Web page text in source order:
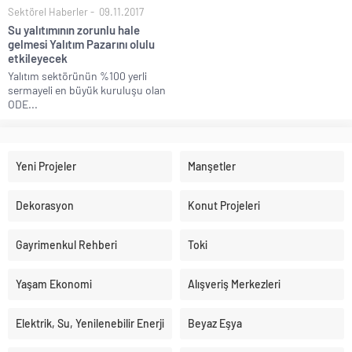
Sektörel Haberler 09.11.2017
Su yalıtımının zorunlu hale
gelmesi Yalıtım Pazarını olulu
etkileyecek
Yalıtım sektörünün %100 yerli
sermayeli en büyük kuruluşu olan
ODE...
Yeni Projeler Manşetler
Dekorasyon Konut Projeleri
Gayrimenkul Rehberi Toki
Yaşam Ekonomi Alışveriş Merkezleri
Elektrik, Su, Yenilenebilir Enerji Beyaz Eşya